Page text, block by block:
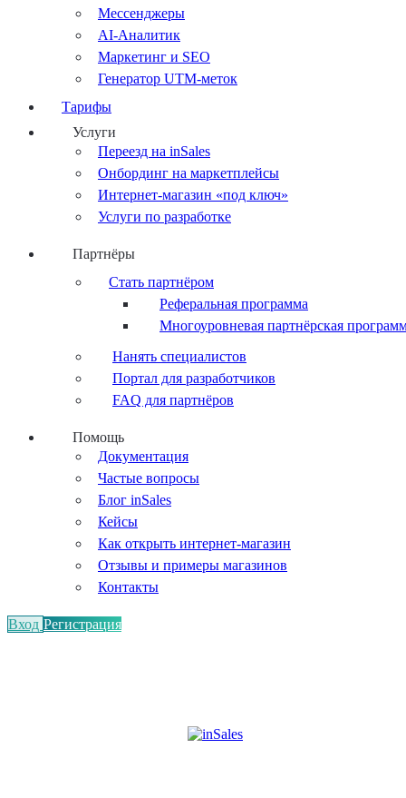
Мессенджеры
AI-Аналитик
Маркетинг и SEO
Генератор UTM-меток
Тарифы
Услуги
Переезд на inSales
Онбординг на маркетплейсы
Интернет-магазин «под ключ»
Услуги по разработке
Партнёры
Стать партнёром
Реферальная программа
Многоуровневая партнёрская
Нанять специалистов
Портал для разработчиков
FAQ для партнёров
Помощь
Документация
Частые вопросы
Блог inSales
Кейсы
Как открыть интернет-магазин
Отзывы и примеры магазинов
Контакты
Вход Регистрация